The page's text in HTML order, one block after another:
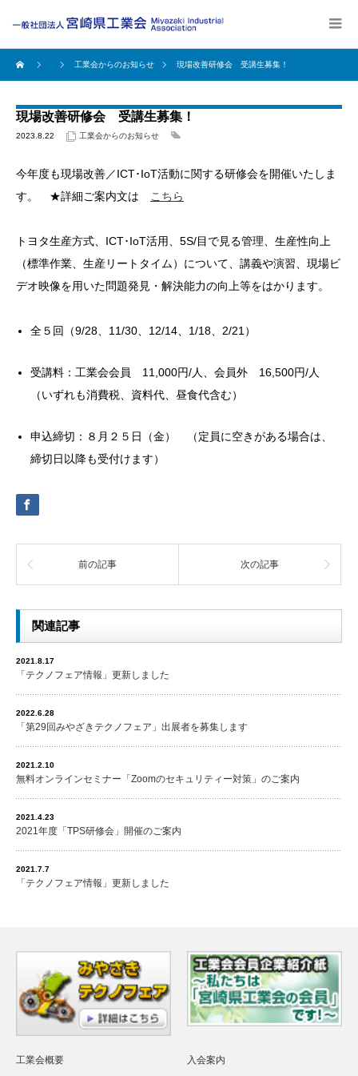
工業会からのお知らせ 現場改善研修会 受講生募集！
現場改善研修会 受講生募集！
2023.8.22 工業会からのお知らせ
今年度も現場改善／ICT･IoT活動に関する研修会を開催いたしま
す。 ★詳細ご案内文は
こちら
トヨタ生産方式、ICT･IoT活用、5S/目で見る管理、生産性向上
（標準作業、生産リートタイム）について、講義や演習、現場ビ
デオ映像を用いた問題発見・解決能力の向上等をはかります。
全５回（9/28、11/30、12/14、1/18、2/21）
受講料：工業会会員 11,000円/人、会員外 16,500円/人
（いずれも消費税、資料代、昼食代含む）
申込締切：８月２５日（金） （定員に空きがある場合は、
締切日以降も受付けます）
前の記事 次の記事
関連記事
2021.8.17
「テクノフェア情報」更新しました
2022.6.28
「第29回みやざきテクノフェア」出展者を募集します
2021.2.10
無料オンラインセミナー「Zoomのセキュリティー対策」のご案内
2021.4.23
2021年度「TPS研修会」開催のご案内
2021.7.7
「テクノフェア情報」更新しました
工業会概要 入会案内